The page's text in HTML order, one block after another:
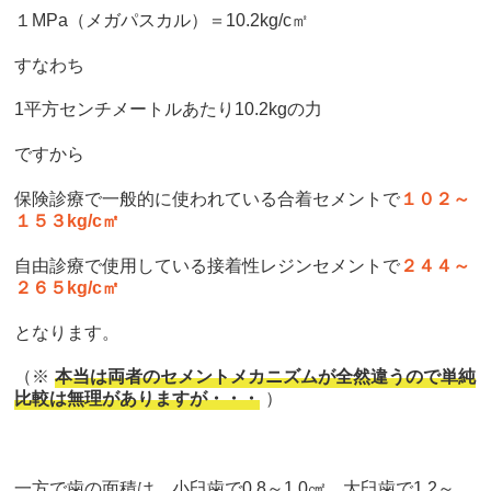
１MPa（メガパスカル）＝ 10.2kg/c㎡
すなわち
1平方センチメートルあたり10.2kgの力
ですから
保険診療で一般的に使われている合着セメントで １０２～
１５３kg/c㎡
自由診療で使用している接着性レジンセメントで ２４４～
２６５kg/c㎡
となります。
（※ 本当は両者のセメントメカニズムが全然違うので単純
比較は無理がありますが・・・ ）